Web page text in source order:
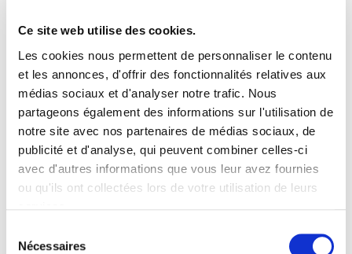
Ce site web utilise des cookies.
Les cookies nous permettent de personnaliser le contenu
et les annonces, d'offrir des fonctionnalités relatives aux
médias sociaux et d'analyser notre trafic. Nous
partageons également des informations sur l'utilisation de
notre site avec nos partenaires de médias sociaux, de
publicité et d'analyse, qui peuvent combiner celles-ci
avec d'autres informations que vous leur avez fournies
ou qu'ils ont collectées lors de votre utilisation de leurs
Nécessaires